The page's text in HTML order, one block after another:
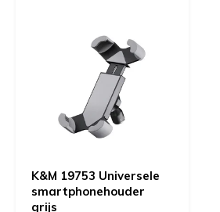
K&M 19753 Universele
smartphonehouder
grijs